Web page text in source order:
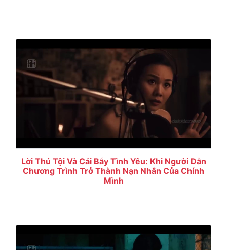
Lời Thú Tội Và Cái Bẫy Tình Yêu: Khi Người Dẫn
Chương Trình Trở Thành Nạn Nhân Của Chính
Mình